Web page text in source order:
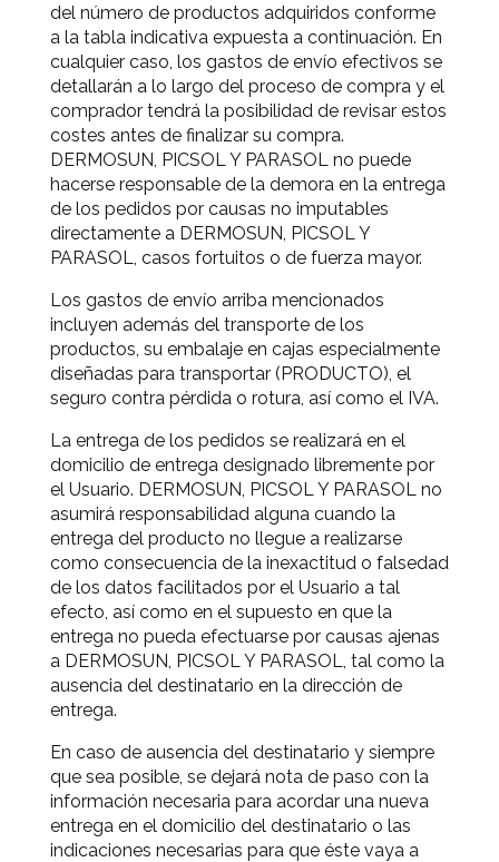
del número de productos adquiridos conforme
a la tabla indicativa expuesta a continuación. En
cualquier caso, los gastos de envío efectivos se
detallarán a lo largo del proceso de compra y el
comprador tendrá la posibilidad de revisar estos
costes antes de finalizar su compra.
DERMOSUN, PICSOL Y PARASOL no puede
hacerse responsable de la demora en la entrega
de los pedidos por causas no imputables
directamente a DERMOSUN, PICSOL Y
PARASOL, casos fortuitos o de fuerza mayor.
Los gastos de envío arriba mencionados
incluyen además del transporte de los
productos, su embalaje en cajas especialmente
diseñadas para transportar (PRODUCTO), el
seguro contra pérdida o rotura, así como el IVA.
La entrega de los pedidos se realizará en el
domicilio de entrega designado libremente por
el Usuario. DERMOSUN, PICSOL Y PARASOL no
asumirá responsabilidad alguna cuando la
entrega del producto no llegue a realizarse
como consecuencia de la inexactitud o falsedad
de los datos facilitados por el Usuario a tal
efecto, así como en el supuesto en que la
entrega no pueda efectuarse por causas ajenas
a DERMOSUN, PICSOL Y PARASOL, tal como la
ausencia del destinatario en la dirección de
entrega.
En caso de ausencia del destinatario y siempre
que sea posible, se dejará nota de paso con la
información necesaria para acordar una nueva
entrega en el domicilio del destinatario o las
indicaciones necesarias para que éste vaya a